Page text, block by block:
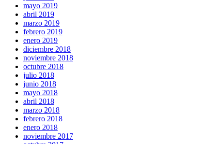
mayo 2019
abril 2019
marzo 2019
febrero 2019
enero 2019
diciembre 2018
noviembre 2018
octubre 2018
julio 2018
junio 2018
mayo 2018
abril 2018
marzo 2018
febrero 2018
enero 2018
noviembre 2017